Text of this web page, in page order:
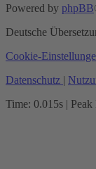
Powered by phpBB
Deutsche
Cookie-
Datenschutz |
Time: 0.015s |